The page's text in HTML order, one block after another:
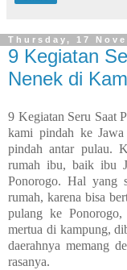
Thursday, 17
9 Kegiatan
Nenek di
9 Kegiatan Seru Saat
kami pindah ke Jawa
pindah antar pulau.
rumah ibu, baik ibu
Ponorogo. Hal yang
rumah, karena bisa
pulang ke
mertua di kampung,
daerahnya memang
rasanya.